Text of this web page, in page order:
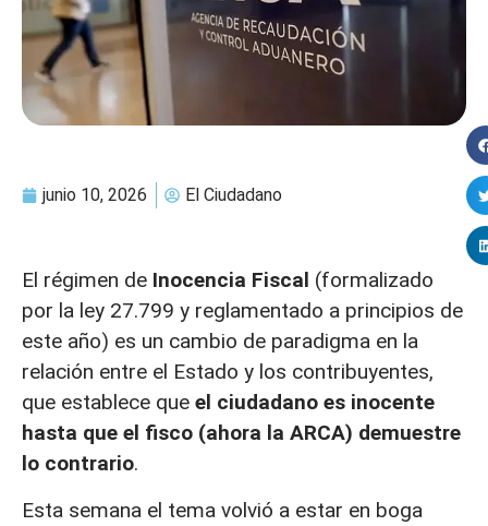
junio 10, 2026 El Ciudadano
El régimen de Inocencia Fiscal (formalizado
por la ley 27.799 y reglamentado a principios de
este año) es un cambio de paradigma en la
relación entre el Estado y los contribuyentes,
que establece que el ciudadano es inocente
hasta que el fisco (ahora la ARCA) demuestre
lo contrario.
Esta semana el tema volvió a estar en boga